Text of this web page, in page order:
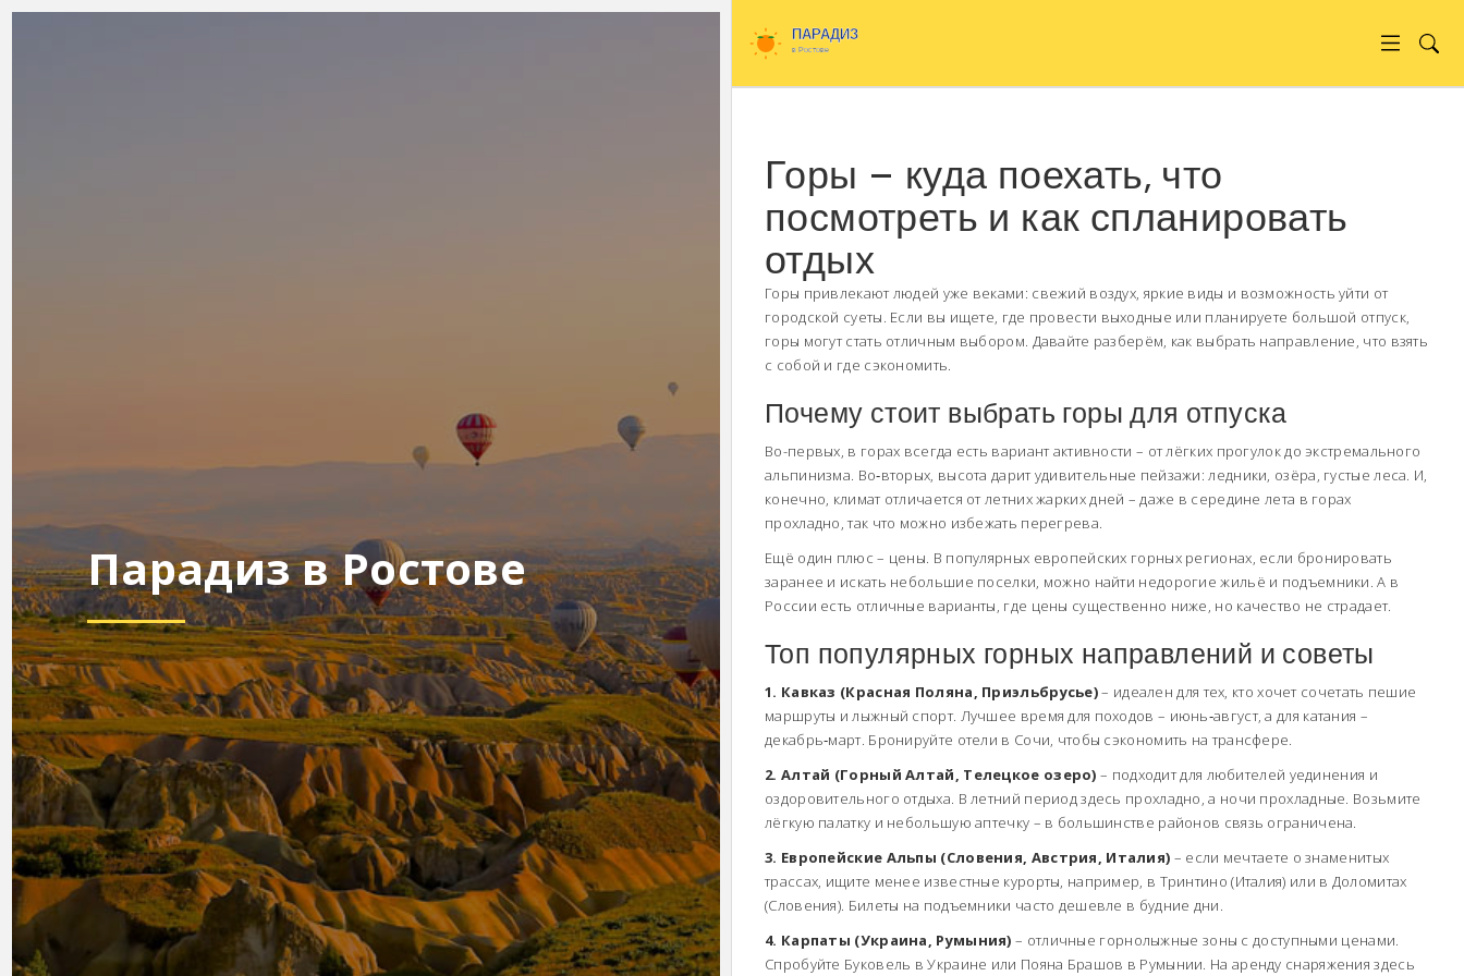
Парадиз в Ростове
Горы – куда поехать, что
посмотреть и как спланировать
отдых
Горы привлекают людей уже веками: свежий воздух, яркие виды и возможность уйти от
городской суеты. Если вы ищете, где провести выходные или планируете большой отпуск,
горы могут стать отличным выбором. Давайте разберём, как выбрать направление, что взять
с собой и где сэкономить.
Почему стоит выбрать горы для отпуска
Во-первых, в горах всегда есть вариант активности – от лёгких прогулок до экстремального
альпинизма. Во‑вторых, высота дарит удивительные пейзажи: ледники, озёра, густые леса. И,
конечно, климат отличается от летних жарких дней – даже в середине лета в горах
прохладно, так что можно избежать перегрева.
Ещё один плюс – цены. В популярных европейских горных регионах, если бронировать
заранее и искать небольшие поселки, можно найти недорогие жильё и подъемники. А в
России есть отличные варианты, где цены существенно ниже, но качество не страдает.
Топ популярных горных направлений и советы
1. Кавказ (Красная Поляна, Приэльбрусье)– идеален для тех, кто хочет сочетать пешие
маршруты и лыжный спорт. Лучшее время для походов – июнь‑август, а для катания –
декабрь‑март. Бронируйте отели в Сочи, чтобы сэкономить на трансферe.
2. Алтай (Горный Алтай, Телецкое озеро) – подходит для любителей уединения и
оздоровительного отдыха. В летний период здесь прохладно, а ночи прохладные. Возьмите
лёгкую палатку и небольшую аптечку – в большинстве районов связь ограничена.
3. Европейские Альпы (Словения, Австрия, Италия) – если мечтаете о знаменитых
трассах, ищите менее известные курорты, например, в Тринтино (Италия) или в Доломитах
(Словения). Билеты на подъемники часто дешевле в будние дни.
4. Карпаты (Украина, Румыния) – отличные горнолыжные зоны с доступными ценами.
Спробуйте Буковель в Украине или Пояна Брашов в Румынии. На аренду снаряжения здесь